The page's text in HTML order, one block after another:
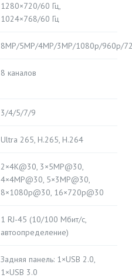
1280×720/60 Гц,
1024×768/60 Гц
8MP/5MP/4MP/3MP/1080p/960p/
8 каналов
3/4/5/7/9
Ultra 265, H.265, H.264
2×4K@30, 3×5MP@30,
4×4MP@30, 5×3MP@30,
8×1080p@30, 16×720p@30
1 RJ-45 (10/100 Мбит/с,
автоопределение)
Задняя панель: 1×USB 2.0,
1×USB 3.0